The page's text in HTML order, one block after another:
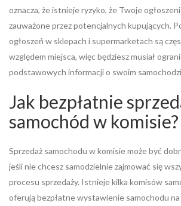
oznacza, że istnieje ryzyko, że Twoje
zauważone przez potencjalnych kupujących.
ogłoszeń w sklepach i supermarketach są
względem miejsca, więc będziesz musiał
podstawowych informacji o swoim
Jak bezpłatnie
samochód w komisie?
Sprzedaż samochodu w komisie może być
jeśli nie chcesz samodzielnie zajmować się
procesu sprzedaży. Istnieje kilka komisów
oferują bezpłatne wystawienie samochodu